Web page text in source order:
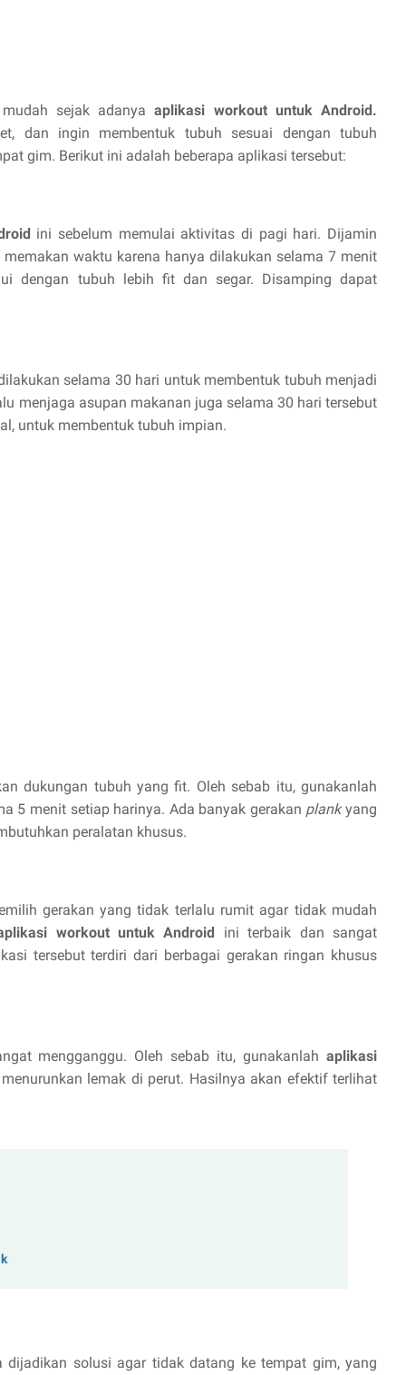
sejak adanyaaplikasi workout untuk Android.
dan ingin membentuk tubuh sesuai dengan tubuh
gim. Berikut ini adalah beberapa aplikasi tersebut:
ini sebelum memulai aktivitas di pagi hari. Dijamin
waktu karena hanya dilakukan selama 7 menit
dengan tubuh lebih fit dan segar. Disamping dapat
selama 30 hari untuk membentuk tubuh menjadi
menjaga asupan makanan juga selama 30 hari tersebut
untuk membentuk tubuh impian.
dukungan tubuh yang fit. Oleh sebab itu, gunakanlah
5 menit setiap harinya. Ada banyak gerakan plankyang
peralatan khusus.
gerakan yang tidak terlalu rumit agar tidak mudah
workout untuk Android ini terbaik dan sangat
tersebut terdiri dari berbagai gerakan ringan khusus
mengganggu. Oleh sebab itu, gunakanlah aplikasi
lemak di perut. Hasilnya akan efektif terlihat
dijadikan solusi agar tidak datang ke tempat gim, yang